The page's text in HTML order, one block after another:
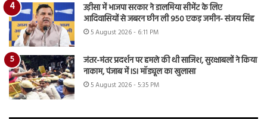
उड़ीसा में भाजपा सरकार ने डालमिया सीमेंट के लिए
आदिवासियों से जबरन छीन ली 950 एकड़ जमीन- संजय सिंह
5 August 2026 - 6:11 PM
जंतर-मंतर प्रदर्शन पर हमले की थी साजिश, सुरक्षाबलों ने किया
नाकाम, पंजाब में ISI मॉड्यूल का खुलासा
5 August 2026 - 5:35 PM